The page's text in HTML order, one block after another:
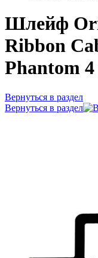
Шлейф
Ribbon
Phantom
Вернуться в раздел
Вернуться в раздел